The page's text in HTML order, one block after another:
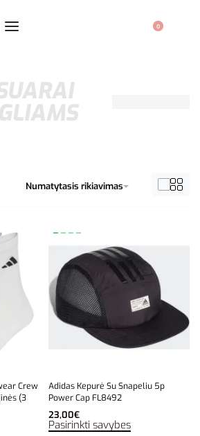
0
Numatytasis rikiavimas
Crew
(3
Adidas Kepurė Su Snapeliu 5p
Power Cap FL8492
23,00€
Pasirinkti savybes